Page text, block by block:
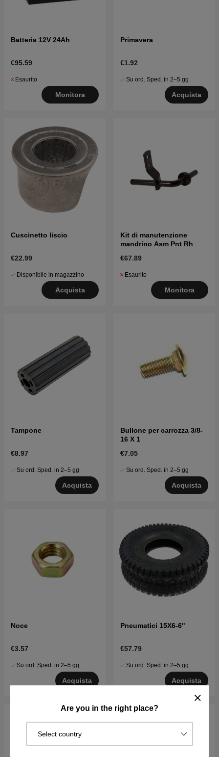
Are you in the right place?
Select country
Batteria 12V 24Ah
€95.59
Esaurito
Monitora
Primavera
€1.92
Su ord. Sped. in 2–5 gg
Acquista
Cuscinetto liscio
€22.99
Disponibile in magazzino
Acquista
Kit di manutenzione
mandrino Asm Pnt Rh
€67.89
Esaurito
Monitora
Tampone
€8.97
Su ord. Sped. in 2–5 gg
Acquista
Bullone per carrozza 3/8-
16 X 1
€7.05
Su ord. Sped. in 2–5 gg
Acquista
Noce
€3.57
Su ord. Sped. in 2–5 gg
Acquista
Pneumatici 15X6-6"
€57.79
Su ord. Sped. in 2–5 gg
Acquista